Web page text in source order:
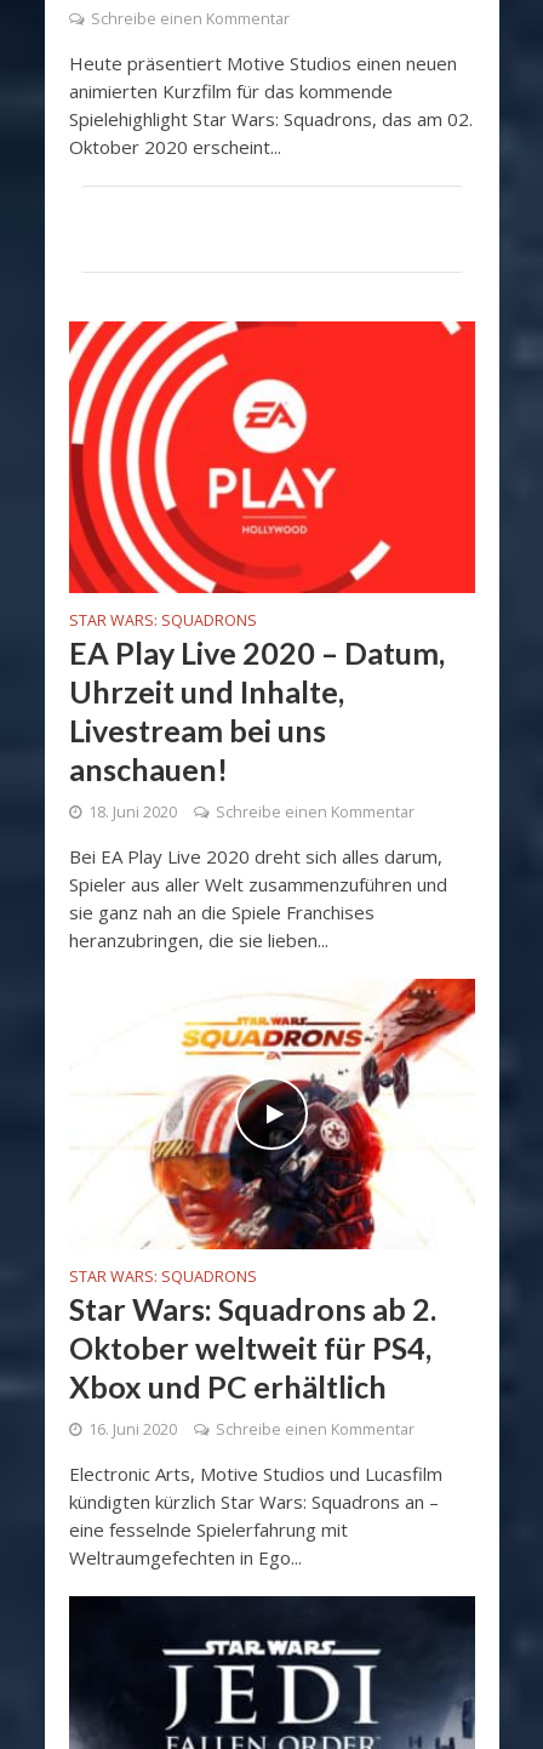
Schreibe einen Kommentar
Heute präsentiert Motive Studios einen neuen
animierten Kurzfilm für das kommende
Spielehighlight Star Wars: Squadrons, das am 02.
Oktober 2020 erscheint...
STAR WARS: SQUADRONS
EA Play Live 2020 – Datum,
Uhrzeit und Inhalte,
Livestream bei uns
anschauen!
18. Juni 2020 Schreibe einen Kommentar
Bei EA Play Live 2020 dreht sich alles darum,
Spieler aus aller Welt zusammenzuführen und
sie ganz nah an die Spiele Franchises
heranzubringen, die sie lieben...
STAR WARS: SQUADRONS
Star Wars: Squadrons ab 2.
Oktober weltweit für PS4,
Xbox und PC erhältlich
16. Juni 2020 Schreibe einen Kommentar
Electronic Arts, Motive Studios und Lucasfilm
kündigten kürzlich Star Wars: Squadrons an –
eine fesselnde Spielerfahrung mit
Weltraumgefechten in Ego...